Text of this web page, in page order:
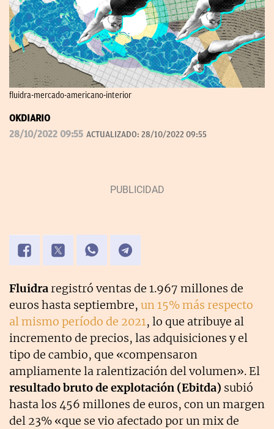
fluidra-mercado-americano-interior
OKDIARIO
28/10/2022 09:55 ACTUALIZADO: 28/10/2022 09:55
Fluidraregistró ventas de 1.967 millones de
euros hasta septiembre, un 15% más respecto
al mismo período de 2021, lo que atribuye al
incremento de precios, las adquisiciones y el
tipo de cambio, que «compensaron
ampliamente la ralentización del volumen». El
resultado bruto de explotación (Ebitda) subió
hasta los 456 millones de euros, con un margen
del 23% «que se vio afectado por un mix de